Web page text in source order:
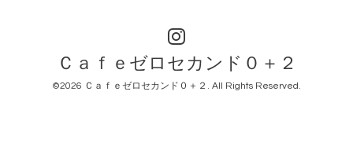
Ｃａｆｅゼロセカンド０＋２
©2026 Ｃａｆｅゼロセカンド０＋２ . All Rights Reserved.